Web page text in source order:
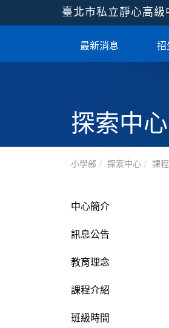
臺北市私立靜心高級
最新消息 招
探索中心
小學部 探索中心 課
中心簡介
訊息公告
教育理念
課程介紹
班級時間